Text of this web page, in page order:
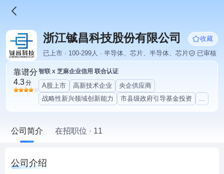
浙江铖昌科技股份有限公司
收藏
已上市 · 100-299人 · 半导体、芯片、半导体、芯片
已审核
靠谱分
4.3分
智联 x 芝麻企业信用 联合认证
A股上市 高新技术企业
央企供应商
战略性新兴领域创新能力
市县级政府引导基金投资 ...
公司简介 在招职位 · 11
公司介绍